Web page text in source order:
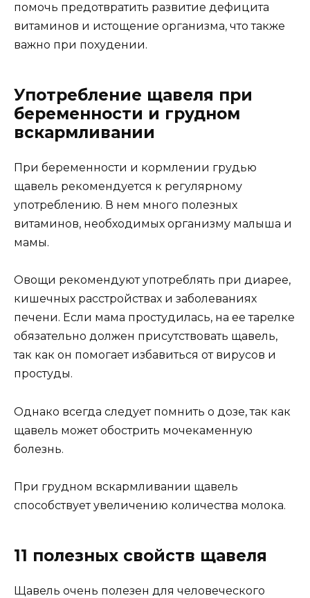
помочь предотвратить развитие дефицита
витаминов и истощение организма, что также
важно при похудении.
Употребление щавеля при
беременности и грудном
вскармливании
При беременности и кормлении грудью
щавель рекомендуется к регулярному
употреблению. В нем много полезных
витаминов, необходимых организму малыша и
мамы.
Овощи рекомендуют употреблять при диарее,
кишечных расстройствах и заболеваниях
печени. Если мама простудилась, на ее тарелке
обязательно должен присутствовать щавель,
так как он помогает избавиться от вирусов и
простуды.
Однако всегда следует помнить о дозе, так как
щавель может обострить мочекаменную
болезнь.
При грудном вскармливании щавель
способствует увеличению количества молока.
11 полезных свойств щавеля
Щавель очень полезен для человеческого